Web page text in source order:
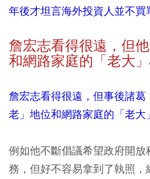
年後才坦言海外投資人並不買
詹宏志看得很遠，但
和網路家庭的「老大
詹宏志看得很遠，但事後諸
老」地位和網路家庭的「老大
例如他不斷倡議希望政府開
務，但好不容易拿到了執照